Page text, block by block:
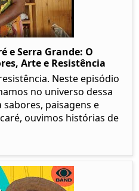
e Serra Grande: O
Arte e Resistência
Neste episódio
no universo dessa
paisagens e
ouvimos histórias de